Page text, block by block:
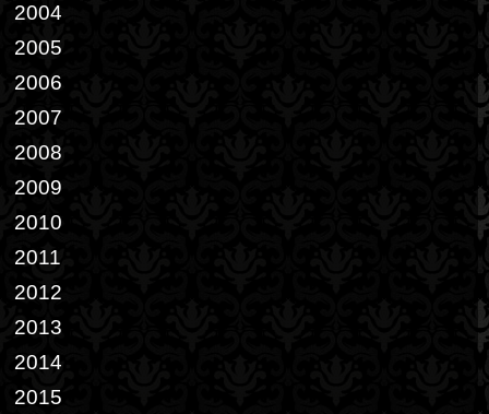
2004
2005
2006
2007
2008
2009
2010
2011
2012
2013
2014
2015